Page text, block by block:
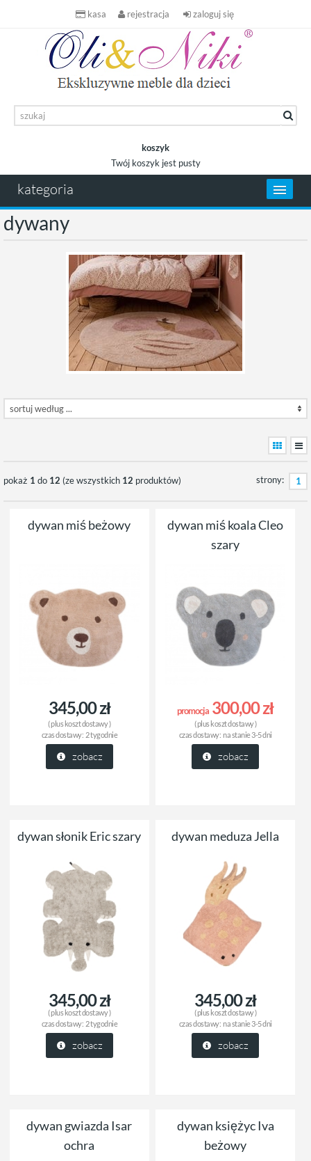
kasa rejestracja zaloguj się
koszyk
Twój koszyk jest pusty
kategoria
dywany
pokaż 1 do 12 (ze wszystkich 12 produktów) strony: 1
dywan miś beżowy
345,00 zł
( plus koszt dostawy)
czas dostawy: 2 tygodnie
zobacz
dywan miś koala Cleo
szary
promocja 300,00 zł
( plus koszt dostawy)
czas dostawy:na stanie 3-5 dni
zobacz
dywan słonik Eric szary
345,00 zł
( pluskoszt dostawy)
czas dostawy: 2 tygodnie
zobacz
dywan meduza Jella
345,00 zł
( pluskoszt dostawy)
czas dostawy:na stanie 3-5 dni
zobacz
dywan gwiazda Isar
ochra
dywan księżyc Iva
beżowy